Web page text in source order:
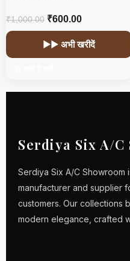
₹1,000.00 ₹600.00
▶▶ अभी खरीदें
Serdiya Six A/
Serdiya Six A/C Showroom
manufacturer and supplier
customers. Our collections
modern elegance, crafted